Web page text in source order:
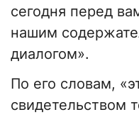
сегодня перед
нашим
диалогом».
По его словам,
свидетельством